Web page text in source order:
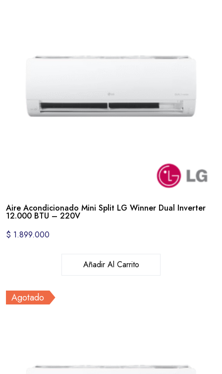
Aire Acondicionado Mini Split LG Winner Dual Inverter
12.000 BTU – 220V
$ 1.899.000
Añadir Al Carrito
Agotado